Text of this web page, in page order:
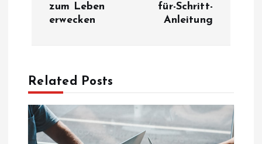
v
g
zum Leben
erwecken
für-Schritt-
Anleitung
Related Posts